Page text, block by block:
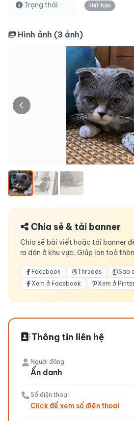
Trạng thái Hết hạn
Hình ảnh (3 ảnh)
Chia sẻ & tải banner
Chia sẻ bài viết hoặc tải banner
ra dán ở khu vực. Giúp lan toả
Facebook Threads Sao
Xem ở Facebook
Xem ở
Thông tin liên hệ
Người đăng
Ẩn danh
Số điện thoại
Click để xem số điện thoại